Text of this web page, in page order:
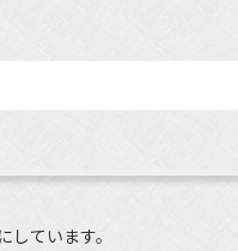
ています。